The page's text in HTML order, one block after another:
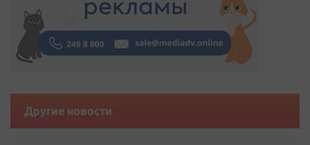
Другие новости